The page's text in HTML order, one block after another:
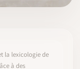
la lexicologie de
à des